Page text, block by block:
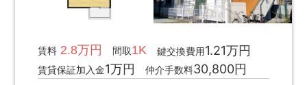
賃料2.8万円 間取1K 鍵交換費用1.21万円
賃貸保証加入金1万円 仲介手数料30,800円